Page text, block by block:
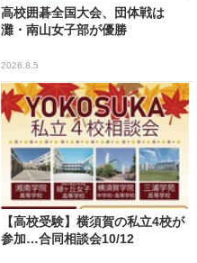
高校囲碁全国大会、団体戦は
灘・南山女子部が優勝
2026.8.5
【高校受験】横須賀の私立4校が
参加…合同相談会10/12